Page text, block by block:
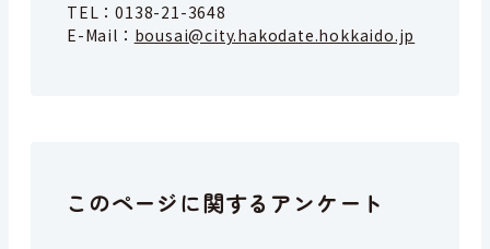
TEL：0138-21-3648
E-Mail： bousai@city.hakodate.hokkaido.jp
このページに関するアンケート